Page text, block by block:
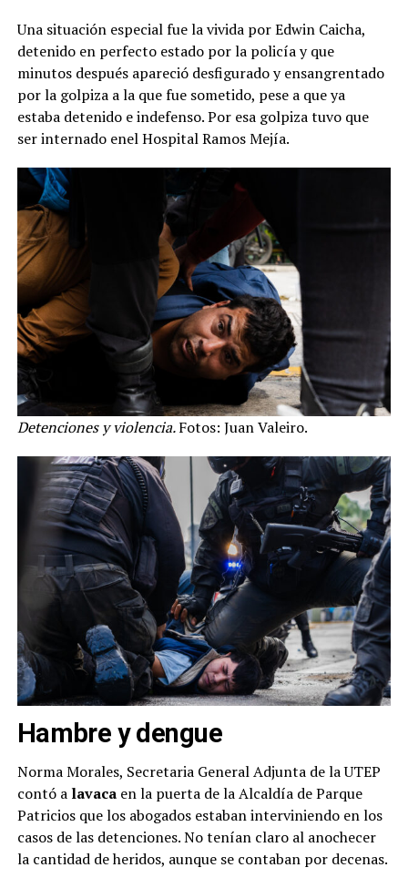
Una situación especial fue la vivida por Edwin Caicha,
detenido en perfecto estado por la policía y que
minutos después apareció desfigurado y ensangrentado
por la golpiza a la que fue sometido, pese a que ya
estaba detenido e indefenso. Por esa golpiza tuvo que
ser internado enel Hospital Ramos Mejía.
Detenciones y violencia.Fotos: Juan Valeiro.
Hambre y dengue
Norma Morales, Secretaria General Adjunta de la UTEP
contó a lavaca en la puerta de la Alcaldía de Parque
Patricios que los abogados estaban interviniendo en los
casos de las detenciones. No tenían claro al anochecer
la cantidad de heridos, aunque se contaban por decenas.